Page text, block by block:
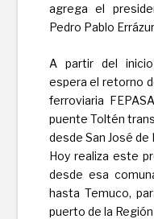
agrega el
Pedro Pablo
A partir del
espera el retorno
ferroviaria
puente Toltén
desde San José de
Hoy realiza este
desde esa
hasta Temuco,
puerto de la